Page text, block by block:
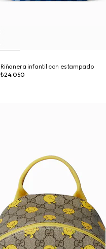
Riñonera infantil con estampado
₺24.050